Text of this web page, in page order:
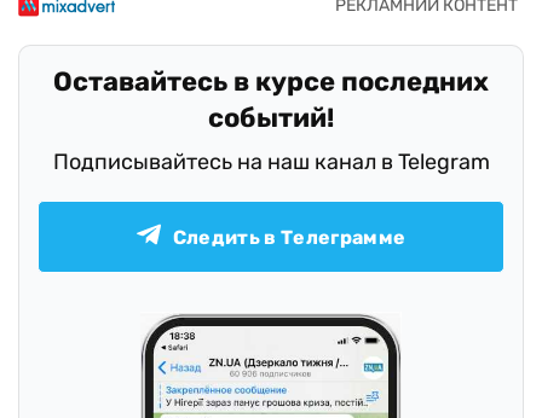
Оставайтесь в курсе последних
событий!
Подписывайтесь на наш канал в Telegram
Следить в Телеграмме